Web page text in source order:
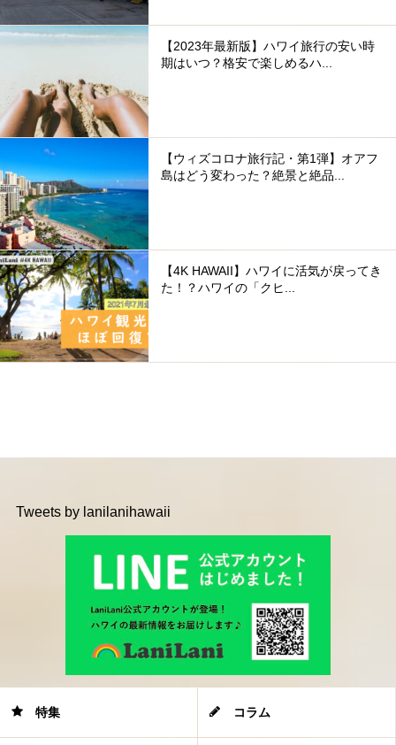
【2023年最新版】ハワイ旅行の安い時
期はいつ？格安で楽しめるハ...
【ウィズコロナ旅行記・第1弾】オアフ
島はどう変わった？絶景と絶品...
【4K HAWAII】ハワイに活気が戻ってき
た！？ハワイの「クヒ...
Tweets by lanilanihawaii
特集 コラム